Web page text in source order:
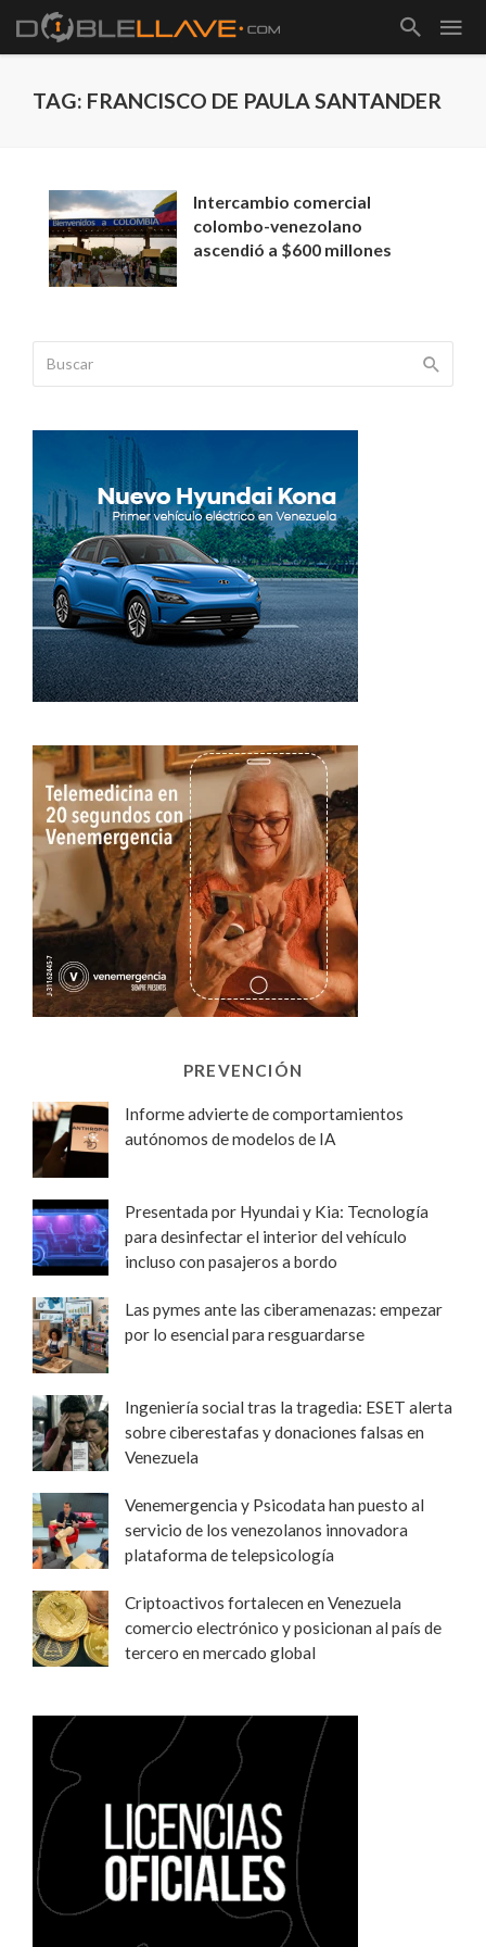
TAG: FRANCISCO DE PAULA SANTANDER
Intercambio comercial
colombo-venezolano
ascendió a $600 millones
PREVENCIÓN
Informe advierte de comportamientos
autónomos de modelos de IA
Presentada por Hyundai y Kia: Tecnología
para desinfectar el interior del vehículo
incluso con pasajeros a bordo
Las pymes ante las ciberamenazas: empezar
por lo esencial para resguardarse
Ingeniería social tras la tragedia: ESET alerta
sobre ciberestafas y donaciones falsas en
Venezuela
Venemergencia y Psicodata han puesto al
servicio de los venezolanos innovadora
plataforma de telepsicología
Criptoactivos fortalecen en Venezuela
comercio electrónico y posicionan al país de
tercero en mercado global